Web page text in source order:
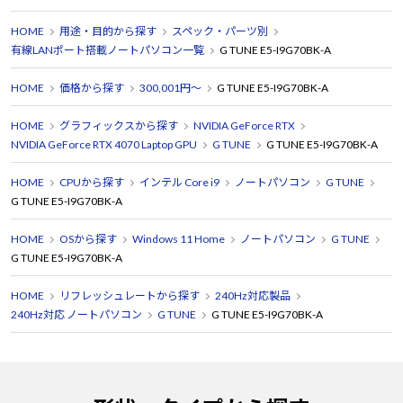
HOME 用途・目的から探す
スペック・パーツ別
有線LANポート搭載ノートパソコン一覧
G TUNE E5-I9G70BK-A
HOME 価格から探す 300,001円～ G TUNE E5-I9G70BK-A
HOME グラフィックスから探す
NVIDIA GeForce RTX
NVIDIA GeForce RTX 4070 Laptop GPU
G TUNE G TUNE E5-I9G70BK-A
HOME CPUから探す インテル Core i9 ノートパソコン
G TUNE
G TUNE E5-I9G70BK-A
HOME OSから探す Windows 11 Home ノートパソコン
G TUNE
G TUNE E5-I9G70BK-A
HOME リフレッシュレートから探す
240Hz対応製品
240Hz対応 ノートパソコン
G TUNE G TUNE E5-I9G70BK-A